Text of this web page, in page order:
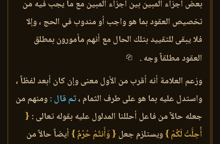
بعض أجزاء المبين بين أجزاء المبين مع ما يجب فيه من
تخصيص العقود بما هو واجب أو مندوب في الحج ، وإلا
فلا يبقى للتقييد بتلك الحال مع أنهم مأمورون بمطلق
العقود مطلقاً وجه .
وزعم العلامة أنه أقرب من الأول معنى وإن كان أبعد لفظاً ،
واستدل عليه بما هو على طرف الثمام ،ثم قال :ومنهم من
جعله حالاً من فاعل أحللنا المدلول عليه بقوله تعالى : {
أُحِلَّتْ لَكُمْ }ويستلزم جعل { وَأَنتُمْ حُرُمٌ } أيضاً حالاً من